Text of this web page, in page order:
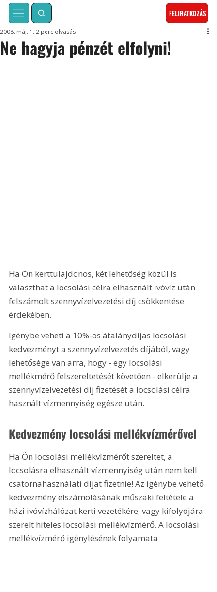
FELIRATKOZÁS
Ne hagyja pénzét elfolyni!
2008. máj. 1. 2 perc olvasás
Ha Ön kerttulajdonos, két lehetőség közül is
választhat a locsolási célra elhasznált ivóvíz után
felszámolt szennyvízelvezetési díj csökkentése
érdekében.
Igénybe veheti a 10%-os átalánydíjas locsolási
kedvezményt a szennyvízelvezetés díjából, vagy
lehetősége van arra, hogy - egy locsolási
mellékmérő felszereltetését követően - elkerülje a
szennyvízelvezetési díj fizetését a locsolási célra
használt vízmennyiség egésze után.
Kedvezmény locsolási mellékvízmérővel
Ha Ön locsolási mellékvízmérőt szereltet, a
locsolásra elhasznált vízmennyiség után nem kell
csatornahasználati díjat fizetnie! Az igénybe vehető
kedvezmény elszámolásának műszaki feltétele a
házi ivóvízhálózat kerti vezetékére, vagy kifolyójára
szerelt hiteles locsolási mellékvízmérő. A locsolási
mellékvízmérő igénylésének folyamata